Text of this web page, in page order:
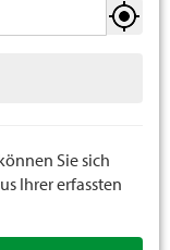
Sie sich
Ihrer erfassten